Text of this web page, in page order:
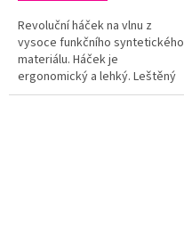
Revoluční háček na vlnu z
vysoce funkčního syntetického
materiálu. Háček je
ergonomický a lehký. Leštěný
dřík a háček zajišťuje hladký